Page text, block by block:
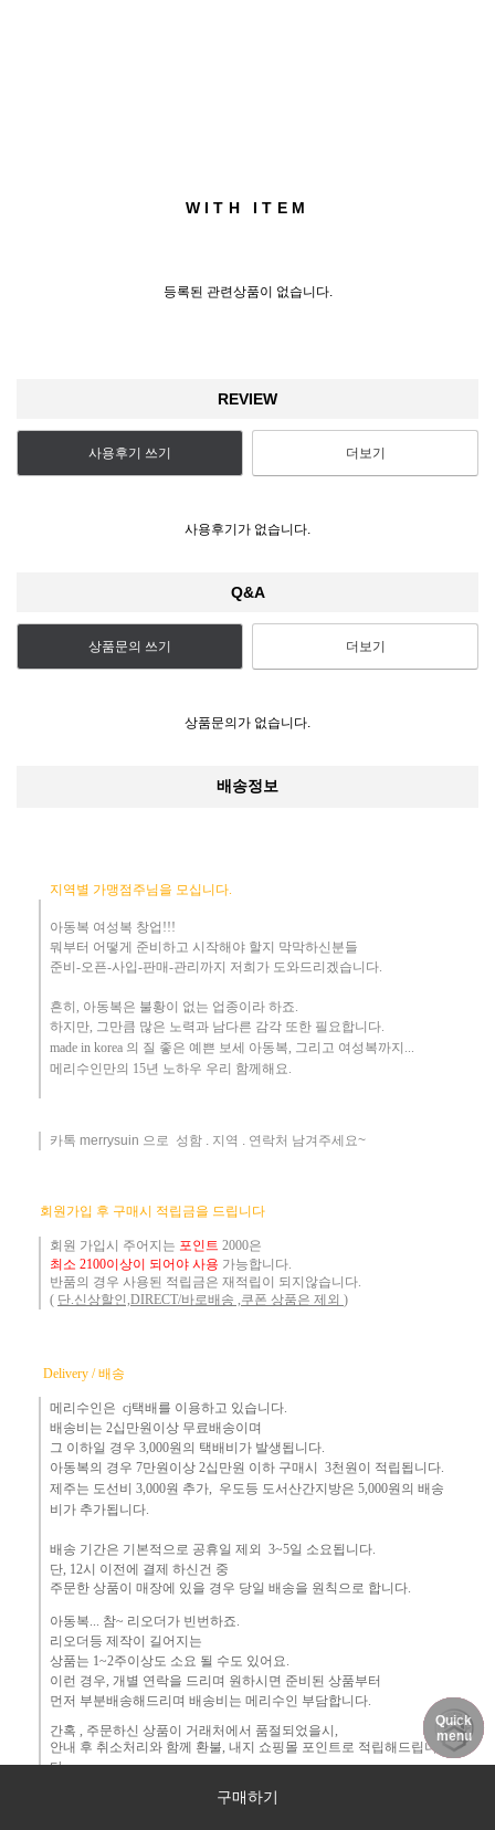
WITH ITEM
등록된 관련상품이 없습니다.
REVIEW
사용후기 쓰기 더보기
사용후기가 없습니다.
Q&A
상품문의 쓰기 더보기
상품문의가 없습니다.
배송정보
지역별 가맹점주님을 모십니다.
아동복 여성복 창업!!!
뭐부터 어떻게 준비하고 시작해야 할지 막막하신분들
준비-오픈-사입-판매-관리까지 저희가 도와드리겠습니다.
흔히 , 아동복은 불황이 없는 업종이라 하죠.
하지만, 그만큼 많은 노력과 남다른 감각 또한 필요합니다.
made in korea 의 질 좋은 예쁜 보세 아동복, 그리고 여성복까지...
메리수인만의 15년 노하우 ​우리 함께해요.
카톡 merrysuin 으로 성함 . 지역 . 연락처 남겨주세요~
회원가입 후 구매시 적립금을 드립니다
회원 가입시 주어지는 포인트 2000은
최소 2100이상이 되어야 사용 가능합니다.
반품의 경우 사용된 적립금은 재적립이 되지않습니다.
( 단.신상할인,DIRECT/바로배송 ,쿠폰 상품은 제외 )
Delivery / 배송
메리수인은 cj택배를 이용하고 있습니다.
배송비는 2십만원이상 무료배송이며
그 이하일 경우 3,000원 의 택배비 가 발생됩니다.
아동복의 경우 7만원 이상 2십만원 이하 구매시 3천원이 적립됩니다.
제주는 도선비 3,000원 추가, 우도등 도서산간지방은 5,000원의 배송
비가 추가됩니다.
배송 기간은 기본적으로 공휴일 제외 3~5일 소요됩니다.
단, 12시 이전에 결제 하신건 중 ​
주문한 상품이 매장에 있을 경우 당일 배송을 원칙으로 합니다.
아동복... 참~ 리오더가 빈번하죠.​
리오더등 제작이 길어지는
상품는 1~2주이상도 소요 될 수도 있어요.
이런 경우, 개별 연락을 드리며 원하시면 준비된 상품부터
먼 저 부분배송해드리며 배송비는 메리수인 부담합니다.
간혹 , 주문하신 상품이 거래처에서 품절되었을시,
안내 후 취소처리와 함께 환불, 내지 쇼핑몰 포인트로 적립해드립니
다.
조금만 여유있게 주문해 주시길 부탁드립니다.
구매하기
NOTICE
MY PAGE
DELIVERY
Quick
menu